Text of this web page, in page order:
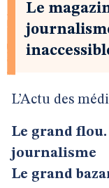
Le
L’Actu des
Le grand
journalisme
Le grand